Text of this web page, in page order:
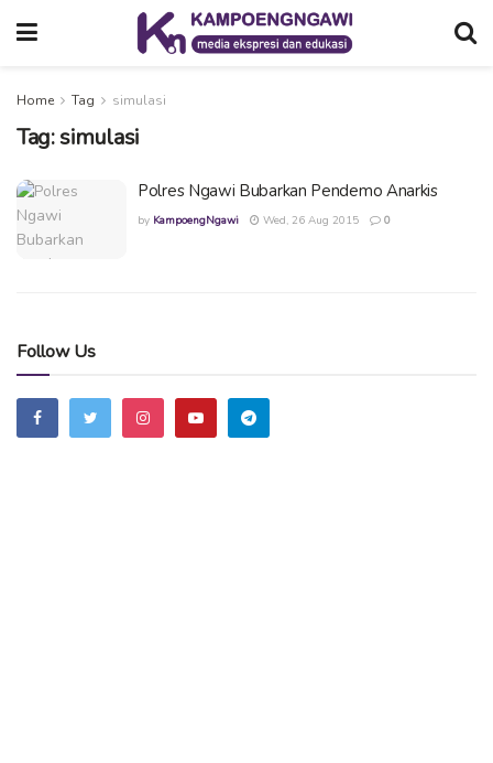
Home Tag simulasi
Tag:simulasi
Polres Ngawi Bubarkan Pendemo Anarkis
by KampoengNgawi Wed, 26 Aug 2015 0
Follow Us